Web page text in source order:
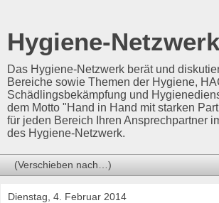
Hygiene-Netzwerk
Das Hygiene-Netzwerk berät und
Bereiche sowie Themen der Hygiene,
Schädlingsbekämpfung und
dem Motto "Hand in Hand mit starken
für jeden Bereich Ihren Ansprechpartner
des Hygiene-Netzwerk.
Dienstag, 4. Februar 2014